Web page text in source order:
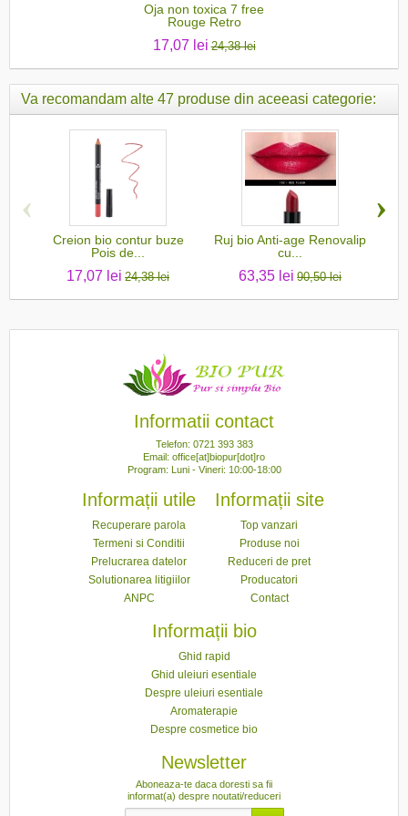
Oja non toxica 7 free
Rouge Retro
17,07 lei 24,38 lei
Va recomandam alte 47 produse din aceeasi categorie:
Creion bio contur buze
Pois de...
17,07 lei 24,38 lei
Ruj bio Anti-age Renovalip
cu...
63,35 lei 90,50 lei
‹ ›
Informatii contact
Telefon: 0721 393 383
Email: office[at]biopur[dot]ro
Program: Luni - Vineri: 10:00-18:00
Informații utile
Recuperare parola
Termeni si Conditii
Prelucrarea datelor
Solutionarea litigiilor
ANPC
Informații site
Top vanzari
Produse noi
Reduceri de pret
Producatori
Contact
Informații bio
Ghid rapid
Ghid uleiuri esentiale
Despre uleiuri esentiale
Aromaterapie
Despre cosmetice bio
Newsletter
Aboneaza-te daca doresti sa fii
informat(a) despre noutati/reduceri